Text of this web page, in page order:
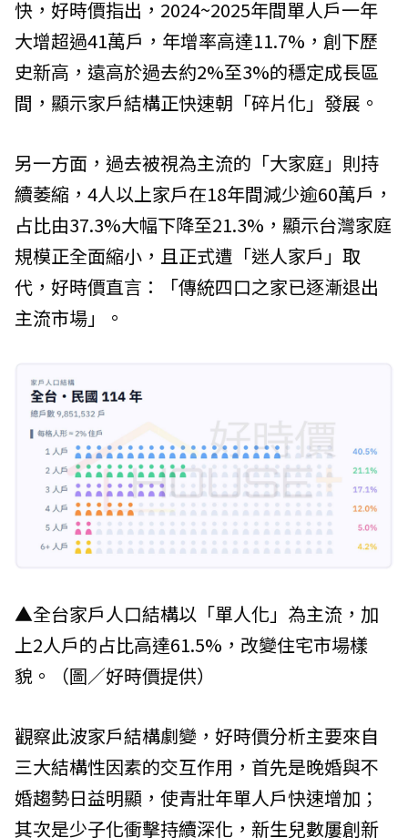
快，好時價指出，2024~2025年間單人戶一年
大增超過41萬戶，年增率高達11.7%，創下歷
史新高，遠高於過去約2%至3%的穩定成長區
間，顯示家戶結構正快速朝「碎片化」發展。
另一方面，過去被視為主流的「大家庭」則持
續萎縮，4人以上家戶在18年間減少逾60萬戶，
占比由37.3%大幅下降至21.3%，顯示台灣家庭
規模正全面縮小，且正式遭「迷人家戶」取
代，好時價直言：「傳統四口之家已逐漸退出
主流市場」。
▲全台家戶人口結構以「單人化」為主流，加
上2人戶的占比高達61.5%，改變住宅市場樣
貌。（圖／好時價提供）
觀察此波家戶結構劇變，好時價分析主要來自
三大結構性因素的交互作用，首先是晚婚與不
婚趨勢日益明顯，使青壯年單人戶快速增加；
其次是少子化衝擊持續深化，新生兒數屢創新